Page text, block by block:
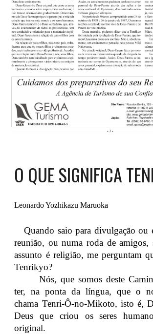
O QUE SIGNIFICA
Leonardo Yozhikazu Maruoka
Quando saio para divulgação ou
reunião, ou numa roda de amigos,
assunto é religião, me perguntam
Tenrikyo?
Nós, que somos deste
ter, na ponta da língua, que o
chama Tenri-Ô-no-Mikoto, isto é,
Deus que criou os seres
original.